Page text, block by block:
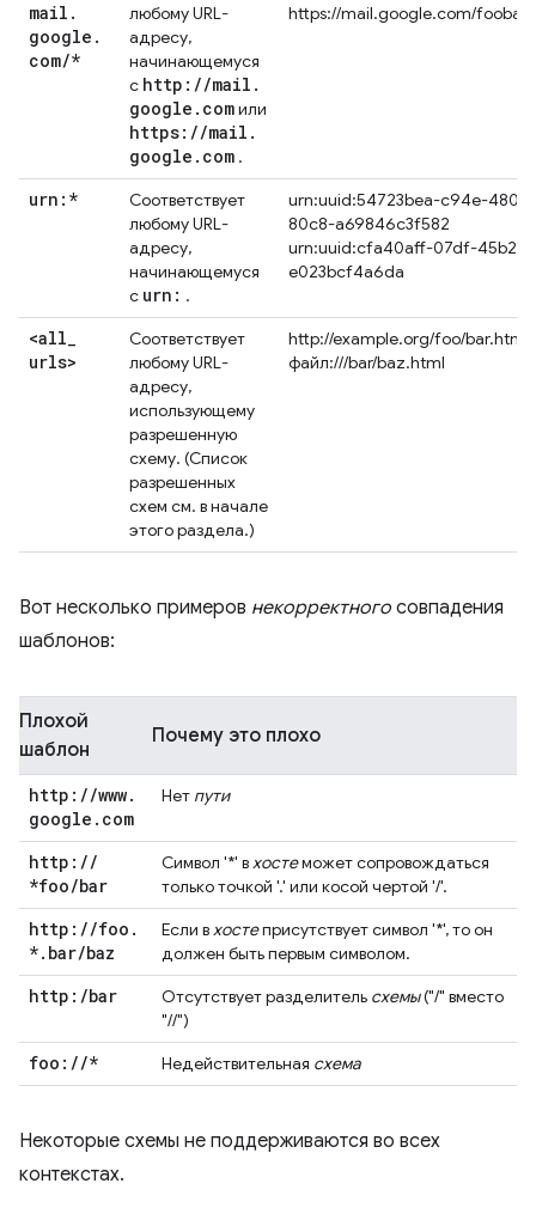
mail .
google .
com/*
любому URL-
адресу,
начинающемуся
с http: //mail .
google . comили
https: //mail .
google . com .
https://mail.google.com/foobar
urn:*
Соответствует
любому URL-
адресу,
начинающемуся
с urn: .
urn:uuid:54723bea-c94e-480e-
80c8-a69846c3f582
urn:uuid:cfa40aff-07df-45b2-
e023bcf4a6da
<all_
urls>
Соответствует
любому URL-
адресу,
использующему
разрешенную
схему. (Список
разрешенных
схем см. в начале
этого раздела.)
http://example.org/foo/bar.html
файл:///bar/baz.html
Вот несколько примеров некорректного совпадения
шаблонов:
Плохой
шаблон
Почему это плохо
http: //www.
google . com
Нет пути
http: //
*foo/bar
Символ '*' вхостеможет сопровождаться
только точкой '.' или косой чертой '/'.
http: //foo .
*. bar/baz
Если вхостеприсутствует символ '*', то он
должен быть первым символом.
http: /bar Отсутствует разделитель схемы("/" вместо
"//")
foo: //* Недействительная схема
Некоторые схемы не поддерживаются во всех
контекстах.